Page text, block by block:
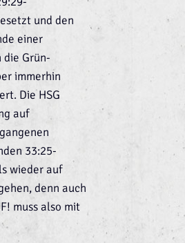
und den
einer
Grün-
immerhin
Die HSG
auf
33:25-
wieder auf
denn auch
muss also mit